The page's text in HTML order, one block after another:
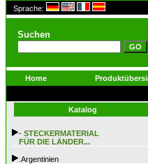
Sprache:
Suchen
Home
Katalog
- STECKERMATERIAL
FÜR DIE LÄNDER...
.Argentinien